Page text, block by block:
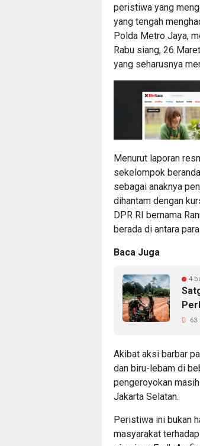
peristiwa yang
yang tengah
Polda Metro Jaya,
Rabu siang, 26
yang seharusnya
Menurut laporan
sekelompok
sebagai anaknya
dihantam dengan
DPR RI bernama
berada di antara
Baca Juga
4
63
Akibat aksi barbar
dan biru-lebam di
pengeroyokan
Jakarta Selatan.
Peristiwa ini bukan
masyarakat